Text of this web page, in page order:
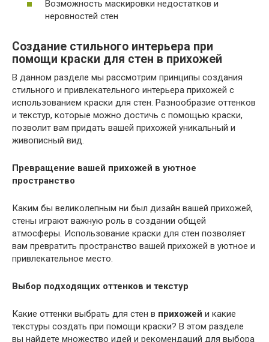
Возможность маскировки недостатков и
неровностей стен
Создание стильного интерьера при
помощи краски для стен в прихожей
В данном разделе мы рассмотрим принципы создания
стильного и привлекательного интерьера прихожей с
использованием краски для стен. Разнообразие оттенков
и текстур, которые можно достичь с помощью краски,
позволит вам придать вашей прихожей уникальный и
живописный вид.
Превращение вашей прихожей в уютное
пространство
Каким бы великолепным ни был дизайн вашей прихожей,
стены играют важную роль в создании общей
атмосферы. Использование краски для стен позволяет
вам превратить пространство вашей прихожей в уютное и
привлекательное место.
Выбор подходящих оттенков и текстур
Какие оттенки выбрать для стен в прихожей и какие
текстуры создать при помощи краски? В этом разделе
вы найдете множество идей и рекомендаций для выбора